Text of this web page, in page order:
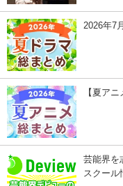
2026年7
【夏ア
芸能界を
スクール